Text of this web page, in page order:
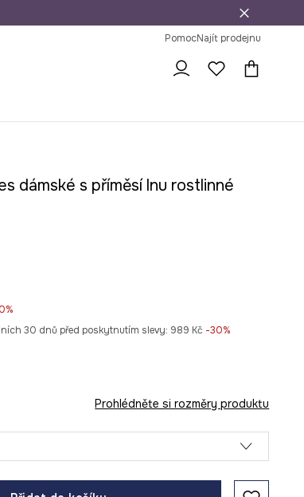
zboží
PomocNajít prodejnu
dámské s příměsí lnu rostlinné
30 dnů před poskytnutím slevy: 989 Kč -30%
Prohlédněte si rozměry produktu